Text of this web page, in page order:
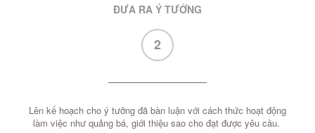
ĐƯA RA Ý TƯỞNG
2
Lên kế hoạch cho ý tưởng đã bàn luận với cách thức hoạt động
làm việc như quảng bá, giới thiệu sao cho đạt được yêu cầu.